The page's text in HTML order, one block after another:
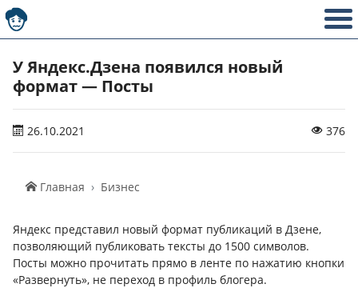
У Яндекс.Дзена появился новый
формат — Посты
26.10.2021 376
Главная Бизнес
Яндекс представил новый формат публикаций в Дзене,
позволяющий публиковать тексты до 1500 символов.
Посты можно прочитать прямо в ленте по нажатию кнопки
«Развернуть», не переход в профиль блогера.